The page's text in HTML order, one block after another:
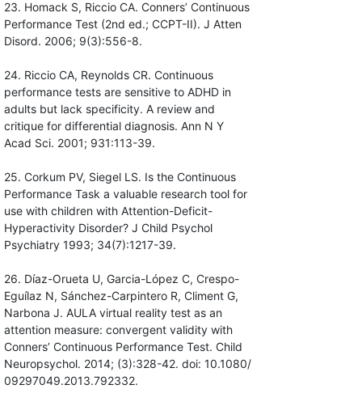
23. Homack S, Riccio CA. Conners’ Continuous
Performance Test (2nd ed.; CCPT-II). J Atten
Disord. 2006; 9(3):556-8.
24. Riccio CA, Reynolds CR. Continuous
performance tests are sensitive to ADHD in
adults but lack specificity. A review and
critique for differential diagnosis. Ann N Y
Acad Sci. 2001; 931:113-39.
25. Corkum PV, Siegel LS. Is the Continuous
Performance Task a valuable research tool for
use with children with Attention-Deficit-
Hyperactivity Disorder? J Child Psychol
Psychiatry 1993; 34(7):1217-39.
26. Díaz-Orueta U, Garcia-López C, Crespo-
Eguílaz N, Sánchez-Carpintero R, Climent G,
Narbona J. AULA virtual reality test as an
attention measure: convergent validity with
Conners’ Continuous Performance Test. Child
Neuropsychol. 2014; (3):328-42. doi: 10.1080/
09297049.2013.792332.